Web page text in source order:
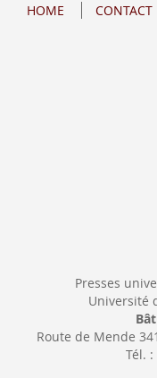
Our
HOME CONTACT
Presses
Université
Route de Mende
Tél. :